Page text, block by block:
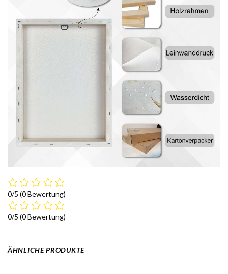
0/5 (0 Bewertung)
0/5 (0 Bewertung)
ÄHNLICHE PRODUKTE